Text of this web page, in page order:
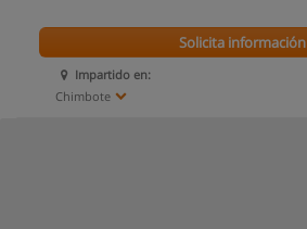
Impartido en:
Chimbote
Solicita información